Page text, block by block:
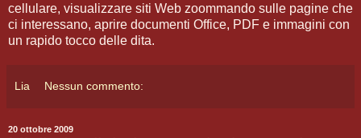
cellulare, visualizzare siti Web zoommando sulle pagine che
ci interessano, aprire documenti Office, PDF e immagini con
un rapido tocco delle dita.
Lia Nessun commento:
20 ottobre 2009